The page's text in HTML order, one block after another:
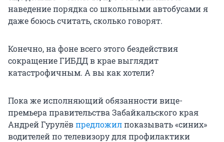
наведение порядка со школьными автобусами я
даже боюсь считать, сколько говорят.
Конечно, на фоне всего этого бездействия
сокращение ГИБДД в крае выглядит
катастрофичным. А вы как хотели?
Пока же исполняющий обязанности вице-
премьера правительства Забайкальского края
Андрей Гурулёвпредложилпоказывать «синих»
водителей по телевизору для профилактики